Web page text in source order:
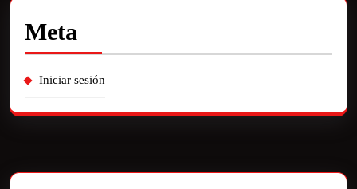
Meta
Iniciar sesión